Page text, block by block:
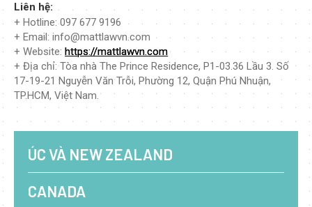
Liên hệ:
+ Hotline: 097 677 9196
+ Email: info@mattlawvn.com
+ Website: https://mattlawvn.com
+ Địa chỉ: Tòa nhà The Prince Residence, P1-03.36 Lầu 3. Số
17-19-21 Nguyễn Văn Trỗi, Phường 12, Quận Phú Nhuận,
TP.HCM, Việt Nam.
ÚC VÀ NEW ZEALAND
CANADA